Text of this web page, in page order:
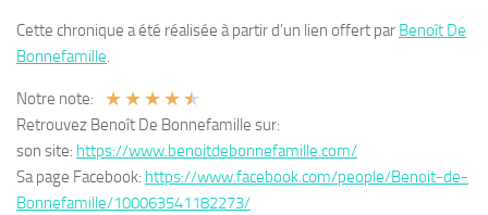
Cette chronique a été réalisée à partir d’un lien offert par Benoît De
Bonnefamille.
Notre note: ★★★★★
Retrouvez Benoît De Bonnefamille sur:
son site: https://www.benoitdebonnefamille.com/
Sa page Facebook: https://www.facebook.com/people/Benoit-de-
Bonnefamille/100063541182273/